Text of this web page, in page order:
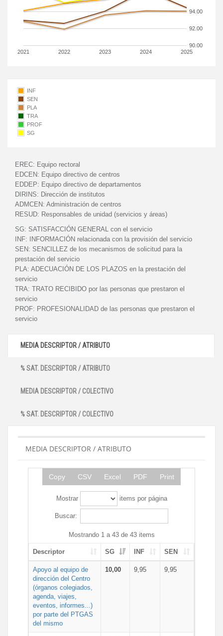
2021 2022 2023 2024 2025
90.00
92.00
94.00
INF
SEN
PLA
TRA
PROF
SG
EREC: Equipo rectoral
EDCEN: Equipo directivo de centros
EDDEP: Equipo directivo de departamentos
DIRINS: Dirección de institutos
ADMCEN: Administración de centros
RESUD: Responsables de unidad (servicios y áreas)
SG: SATISFACCIÓN GENERAL con el servicio
INF:
INFORMACIÓN relacionada con la provisión del servicio
SEN: SENCILLEZ de los mecanismos de solicitud para la
prestación del servicio
PLA: ADECUACIÓN DE LOS PLAZOS en la prestación del
servicio
TRA: TRATO RECIBIDO por las personas que prestaron el
servicio
PROF: PROFESIONALIDAD de las personas que prestaron el
servicio
MEDIA DESCRIPTOR / ATRIBUTO
% SAT. DESCRIPTOR / ATRIBUTO
MEDIA DESCRIPTOR / COLECTIVO
% SAT. DESCRIPTOR / COLECTIVO
MEDIA DESCRIPTOR / ATRIBUTO
Copy CSV Excel PDF Print
Mostrar items por página
Buscar:
Mostrando 1 a 43 de 43 items
Descriptor SG INF SEN
Apoyo al equipo de
dirección del Centro
(órganos colegiados,
agenda, viajes,
eventos, informes...)
por parte del PTGAS
del mismo
10,00 9,95 9,95